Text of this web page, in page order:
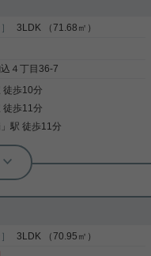
駒込」。 新しい建物には無い重
おりま
らは管理体制の良さが窺え、 非
なっております。 このお部
ルコニーにより お部屋に奥行き
広く感じるのではないでしょう
の明るさが保たれ、風通しも良
可能です！
3LDK （71.68㎡）
４丁目36-7
徒歩10分
徒歩11分
」駅 徒歩11分
社 根津駅前センター） スタ
済みで新築のような感
3LDK （70.95㎡）